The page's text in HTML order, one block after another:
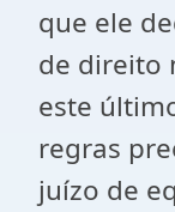
que ele
de direito
este
regras
juízo de